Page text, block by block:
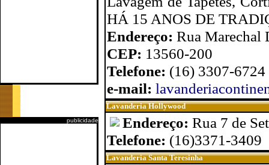
publicidade
HÁ 15 ANOS DE
Endereço: Rua Marechal
CEP: 13560-200
Telefone: (16) 3307-6724
e-mail:
Lavanderia Hollywood
Endereço: Rua 7 de
Telefone: (16)3371-3409
Lavanderia Santa Teresinha